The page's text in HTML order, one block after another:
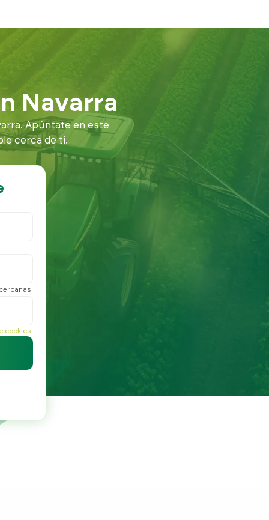
Navarra
Apúntate en este
cerca de ti.
cookies